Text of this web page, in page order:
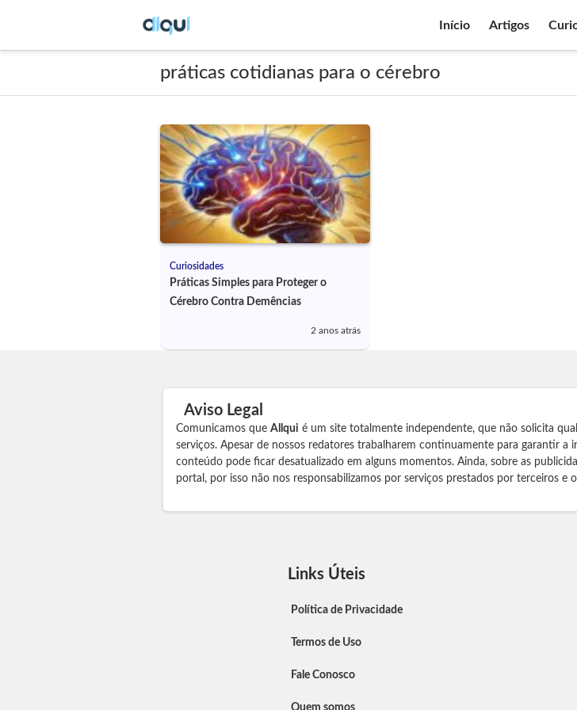
Início Artigos
práticas cotidianas para o cérebro
Curiosidades
Práticas Simples para Proteger o
Cérebro Contra Demências
2 anos atrás
Aviso Legal
Comunicamos que Allqui é um site totalmente independente, que não solicita
serviços. Apesar de nossos redatores trabalharem continuamente para garantir a
conteúdo pode ficar desatualizado em alguns momentos. Ainda, sobre as
portal, por isso não nos responsabilizamos por serviços prestados por terceiros e
Links Úteis
Política de Privacidade
Termos de Uso
Fale Conosco
Quem somos